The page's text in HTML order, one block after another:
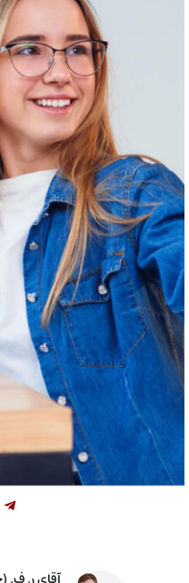
با
۳ ساله
تمدید
آیا
ثبت
زمان
وقت
در
مالک